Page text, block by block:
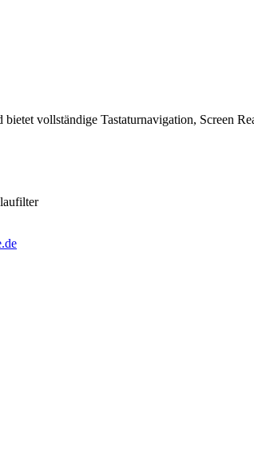
bietet vollständige Tastaturnavigation, Screen